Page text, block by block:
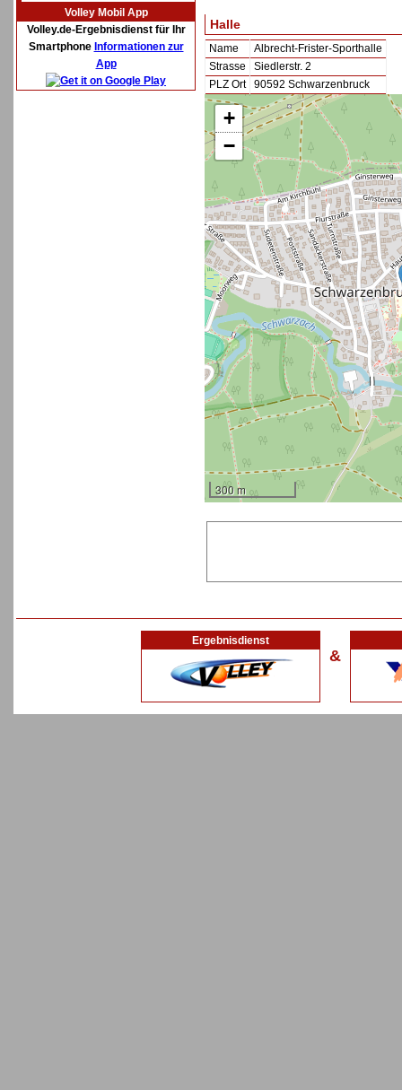
Volley Mobil App
Volley.de-Ergebnisdienst für Ihr
Smartphone Informationen zur
App
Halle
Name
Albrecht-Frister-Sporthalle
Strasse
Siedlerstr. 2
PLZ Ort
90592 Schwarzenbruck
+
−
300 m
Ergebnisdienst
&